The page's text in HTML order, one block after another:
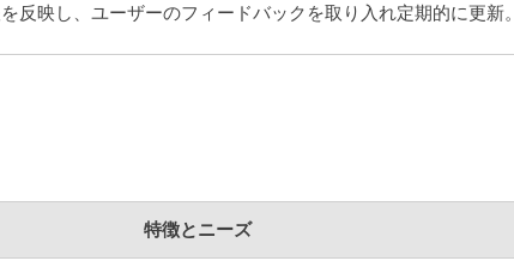
反映し、ユーザーのフィードバックを取り入れ定期的に更新。
特徴とニーズ